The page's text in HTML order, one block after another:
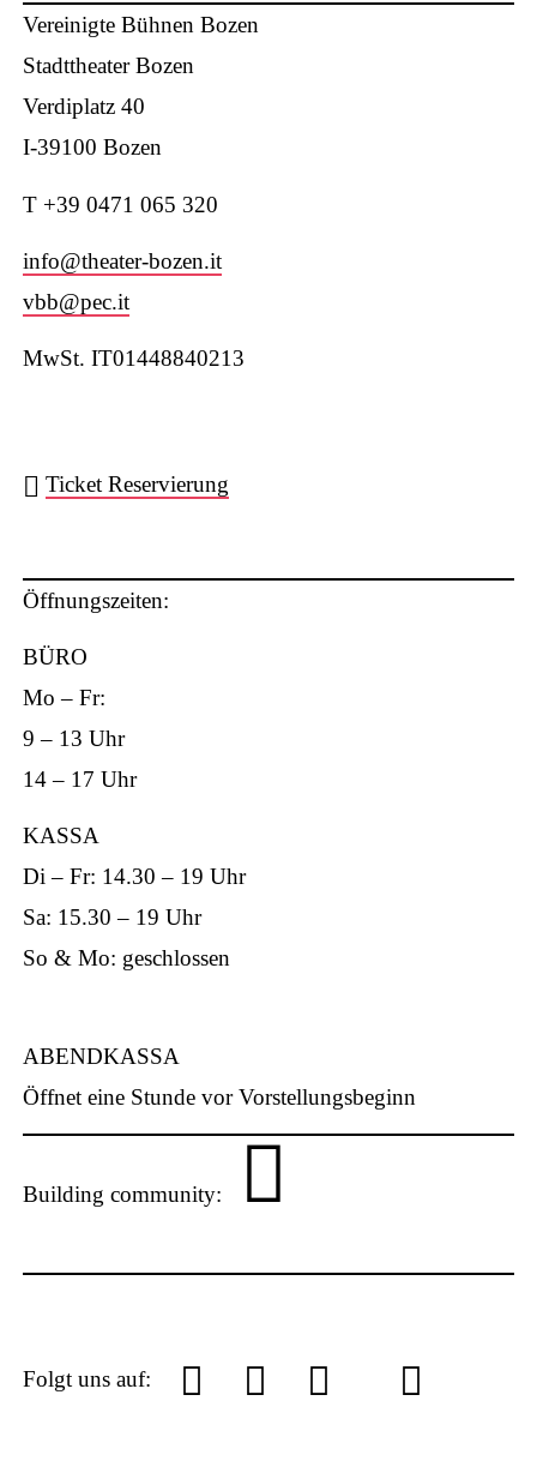
Vereinigte Bühnen Bozen
Stadttheater Bozen
Verdiplatz 40
I-39100 Bozen
T +39 0471 065 320
info@theater-bozen.it
vbb@pec.it
MwSt. IT01448840213
W
ts
Ticket Reservierung
Öffnungszeiten:
BÜRO
Mo – Fr:
9 – 13 Uhr
14 – 17 Uhr
KASSA
Di – Fr: 14.30 – 19 Uhr
Sa: 15.30 – 19 Uhr
So & Mo: geschlossen
ABENDKASSA
Öffnet eine Stunde vor Vorstellungsbeginn
Building community:
P
U
Folgt uns auf: